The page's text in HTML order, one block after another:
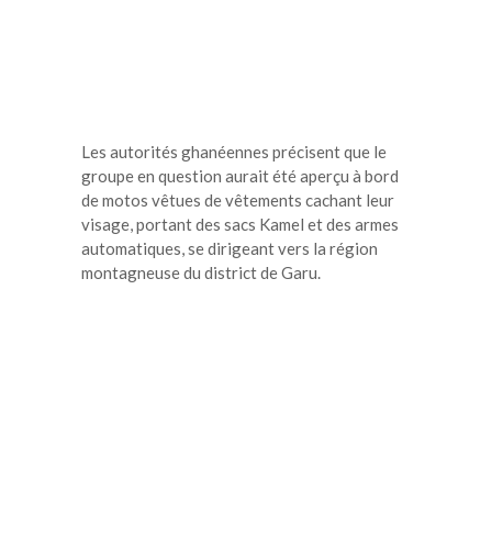
Les autorités ghanéennes précisent que le
groupe en question aurait été aperçu à bord
de motos vêtues de vêtements cachant leur
visage, portant des sacs Kamel et des armes
automatiques, se dirigeant vers la région
montagneuse du district de Garu.